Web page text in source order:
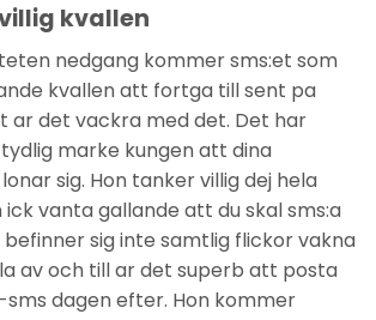
kvallen
nedgang kommer sms:et som
kvallen att fortga till sent pa
ar det vackra med det. Det har
marke kungen att dina
sig. Hon tanker villig dej hela
vanta gallande att du skal sms:a
sig inte samtlig flickor vakna
av och till ar det superb att posta
dagen efter. Hon kommer